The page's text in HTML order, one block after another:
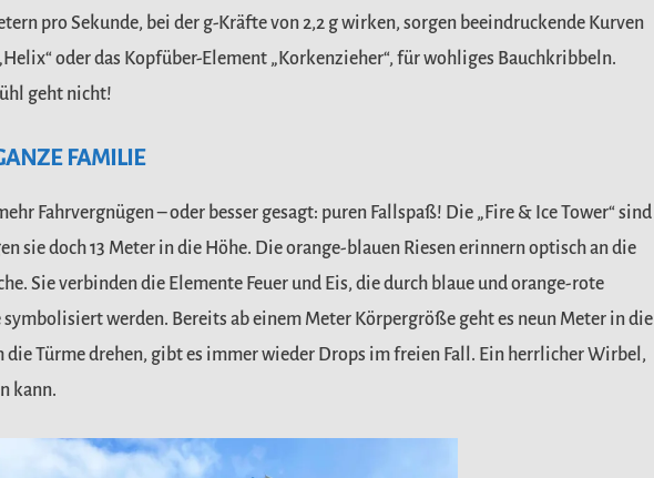
pro Sekunde, bei der g-Kräfte von 2,2 g wirken, sorgen beeindruckende Kurven
oder das Kopfüber-Element „Korkenzieher“, für wohliges Bauchkribbeln.
geht nicht!
FAMILIE
Fahrvergnügen – oder besser gesagt: puren Fallspaß! Die „Fire & Ice Tower“ sind
sie doch 13 Meter in die Höhe. Die orange-blauen Riesen erinnern optisch an die
Sie verbinden die Elemente Feuer und Eis, die durch blaue undorange-rote
symbolisiert werden. Bereits ab einem Meter Körpergröße geht es neun Meter in die
dieTürme drehen, gibt es immer wieder Drops im freien Fall. Ein herrlicher Wirbel,
kann.